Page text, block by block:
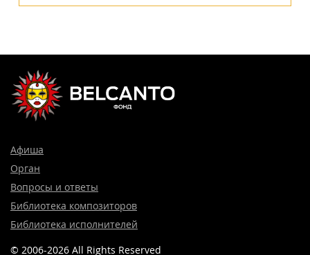
Афиша
Орган
Вопросы и ответы
Библиотека композиторов
Библиотека исполнителей
© 2006-2026 All Rights Reserved